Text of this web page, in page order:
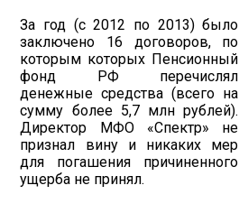
За год (с 2012 по 2013) было
заключено 16 договоров, по
которым которых Пенсионный
фонд РФ перечислял
денежные средства (всего на
сумму более 5,7 млн рублей).
Директор МФО «Спектр» не
признал вину и никаких мер
для погашения причиненного
ущерба не принял.